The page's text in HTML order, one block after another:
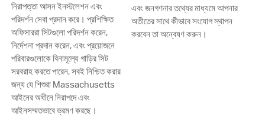
নিরাপত্তা আসন ইনস্টলেশন এবং
পরিদর্শন সেবা প্রদান করে। প্রশিক্ষিত
অফিসাররা সিটগুলো পরিদর্শন করেন,
নির্দেশনা প্রদান করেন, এবং প্রয়োজনে
পরিবারগুলোকে বিনামূল্যে গাড়ির সিট
সরবরাহ করতে পারেন, সবই নিশ্চিত করার
জন্য যে শিশুরা Massachusetts
আইনের অধীনে নিরাপদে এবং
আইনসম্মতভাবে ভ্রমণ করছে।
এবং জনগণনার তথ্যের মাধ্যমে আপনার
অতীতের সাথে কীভাবে সংযোগ স্থাপন
করবেন তা অন্বেষণ করুন।